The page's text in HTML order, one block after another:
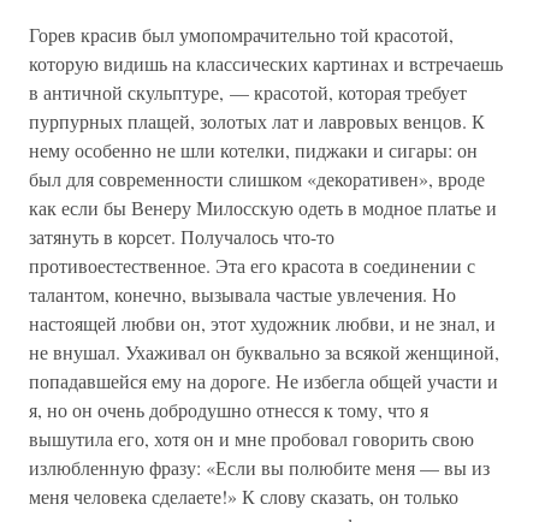
Горев красив был умопомрачительно той красотой,
которую видишь на классических картинах и встречаешь
в античной скульптуре, — красотой, которая требует
пурпурных плащей, золотых лат и лавровых венцов. К
нему особенно не шли котелки, пиджаки и сигары: он
был для современности слишком «декоративен», вроде
как если бы Венеру Милосскую одеть в модное платье и
затянуть в корсет. Получалось что-то
противоестественное. Эта его красота в соединении с
талантом, конечно, вызывала частые увлечения. Но
настоящей любви он, этот художник любви, и не знал, и
не внушал. Ухаживал он буквально за всякой женщиной,
попадавшейся ему на дороге. Не избегла общей участи и
я, но он очень добродушно отнесся к тому, что я
вышутила его, хотя он и мне пробовал говорить свою
излюбленную фразу: «Если вы полюбите меня — вы из
меня человека сделаете!» К слову сказать, он только